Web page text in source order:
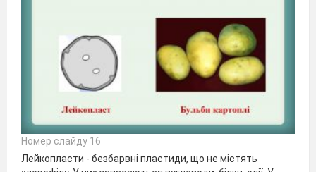
Номер слайду 16
Лейкопласти - безбарвні пластиди, що не містять